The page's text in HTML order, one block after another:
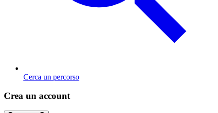
Cerca un percorso
Crea un account